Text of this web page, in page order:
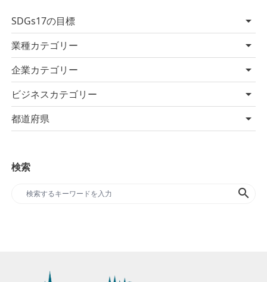
SDGs17の目標
業種カテゴリー
企業カテゴリー
ビジネスカテゴリー
都道府県
検索
search